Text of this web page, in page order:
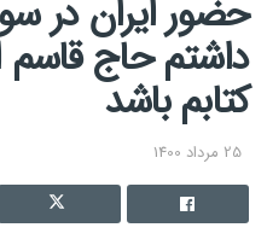
حضور ایران در
داشتم حاج
کتابم باشد
25 مرداد 1400